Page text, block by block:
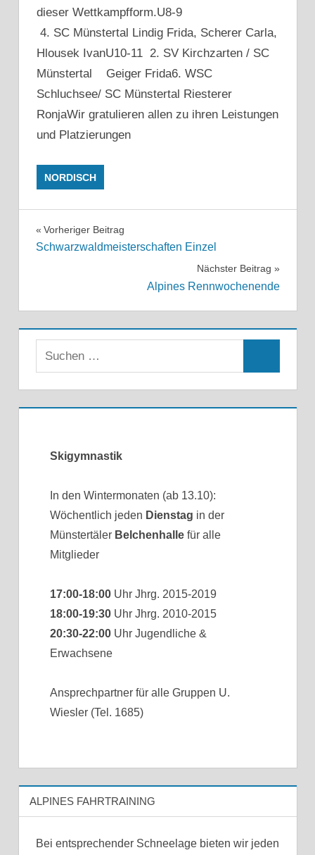
dieser Wettkampfform.U8-9
4. SC Münstertal Lindig Frida, Scherer Carla,
Hlousek IvanU10-11 2. SV Kirchzarten / SC
Münstertal Geiger Frida6. WSC
Schluchsee/ SC Münstertal Riesterer
RonjaWir gratulieren allen zu ihren Leistungen
und Platzierungen
NORDISCH
Beitragsnavigation
Vorheriger Beitrag
Schwarzwaldmeisterschaften Einzel
Nächster Beitrag
Alpines Rennwochenende
Skigymnastik
In den Wintermonaten (ab 13.10):
Wöchentlich jeden Dienstag in der
Münstertäler Belchenhallefür alle
Mitglieder
17:00-18:00Uhr Jhrg. 2015-2019
18:00-19:30Uhr Jhrg. 2010-2015
20:30-22:00Uhr Jugendliche &
Erwachsene
Ansprechpartner für alle Gruppen U.
Wiesler (Tel. 1685)
ALPINES FAHRTRAINING
Bei entsprechender Schneelage bieten wir jeden